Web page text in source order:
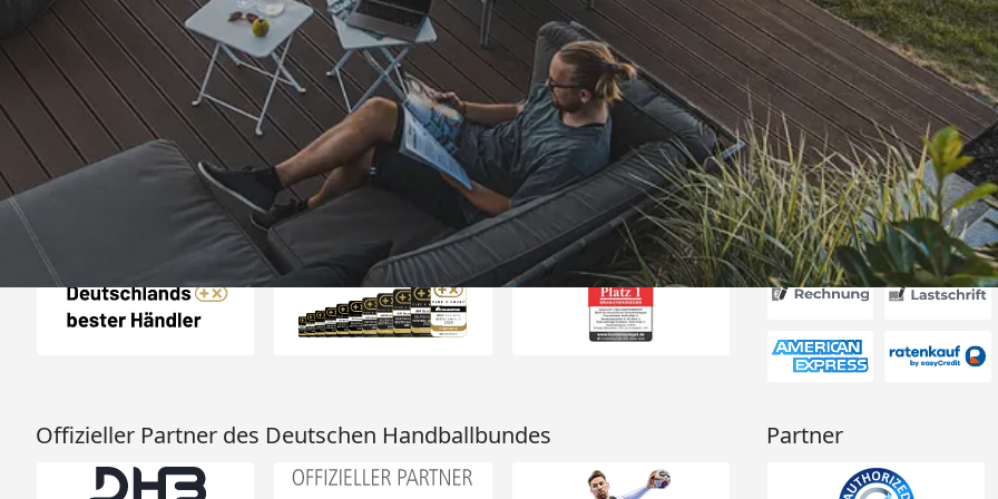
Trusted Shops
4,85/ 5
15.823 Bewertungen
„Schnell und zuverlässig! Schön,
dass es hier auch Ersatzteile für
Weber Grill etc. gibt. “
06.08.2026
Versand
Auszeichnungen Akzeptierte
Offizieller Partner des Deutschen Handballbundes Partner